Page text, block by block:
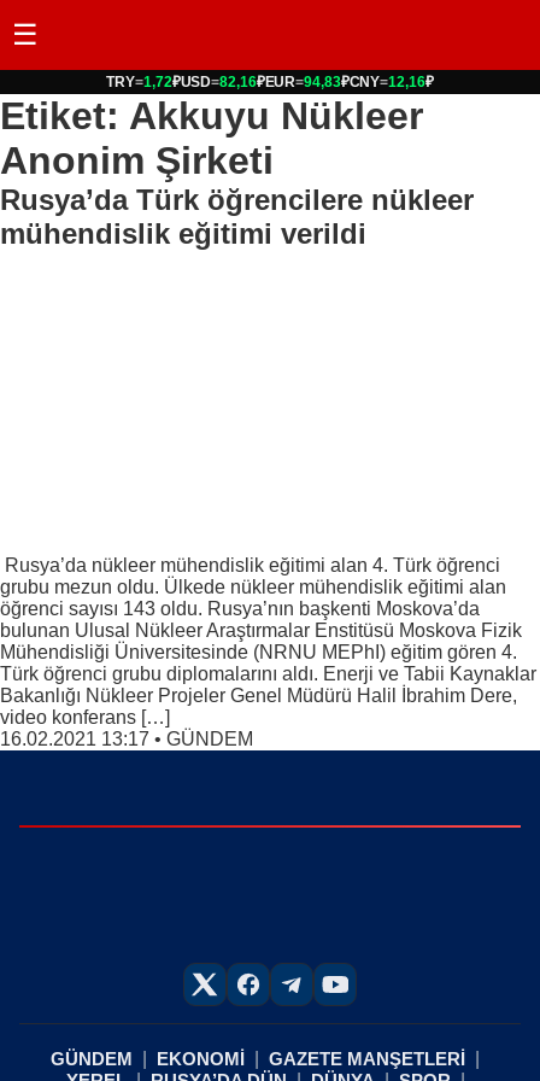
☰
TRY=1,72₽USD=82,16₽EUR=94,83₽CNY=12,16₽
Etiket: Akkuyu Nükleer
Anonim Şirketi
Rusya’da Türk öğrencilere nükleer
mühendislik eğitimi verildi
Rusya’da nükleer mühendislik eğitimi alan 4. Türk öğrenci
grubu mezun oldu. Ülkede nükleer mühendislik eğitimi alan
öğrenci sayısı 143 oldu. Rusya’nın başkenti Moskova’da
bulunan Ulusal Nükleer Araştırmalar Enstitüsü Moskova Fizik
Mühendisliği Üniversitesinde (NRNU MEPhI) eğitim gören 4.
Türk öğrenci grubu diplomalarını aldı. Enerji ve Tabii Kaynaklar
Bakanlığı Nükleer Projeler Genel Müdürü Halil İbrahim Dere,
video konferans […]
16.02.2021 13:17 • GÜNDEM
GÜNDEM EKONOMİ
GAZETE MANŞETLERİ